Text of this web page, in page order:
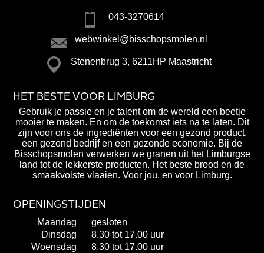
043-3270614
webwinkel@bisschopsmolen.nl
Stenenbrug 3, 6211HP Maastricht
HET BESTE VOOR LIMBURG
Gebruik je passie en je talent om de wereld een beetje
mooier te maken. En om de toekomst iets na te laten. Dit
zijn voor ons de ingrediënten voor een gezond product,
een gezond bedrijf en een gezonde economie. Bij de
Bisschopsmolen verwerken we granen uit het Limburgse
land tot de lekkerste producten. Het beste brood en de
smaakvolste vlaaien. Voor jou, en voor Limburg.
OPENINGSTIJDEN
Maandag
gesloten
Dinsdag
8.30 tot 17.00 uur
Woensdag
8.30 tot 17.00 uur